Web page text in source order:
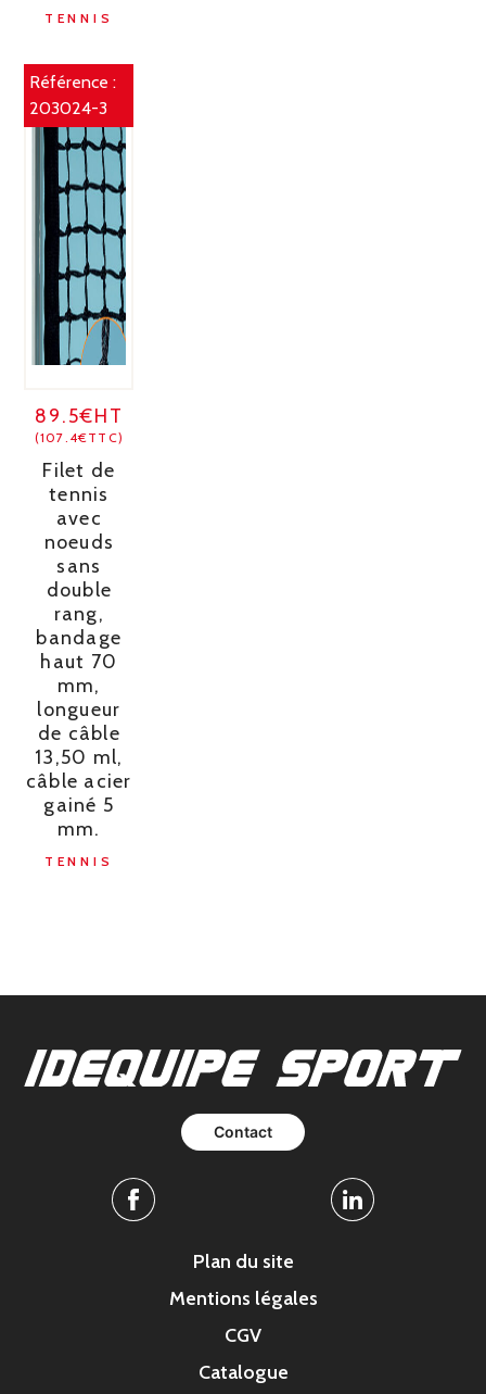
TENNIS
Référence :
203024-3
89.5€HT
(107.4€TTC)
Filet de
tennis
avec
noeuds
sans
double
rang,
bandage
haut 70
mm,
longueur
de câble
13,50 ml,
câble acier
gainé 5
mm.
TENNIS
Contact
Facebook Linkedin
Plan du site
Mentions légales
CGV
Catalogue